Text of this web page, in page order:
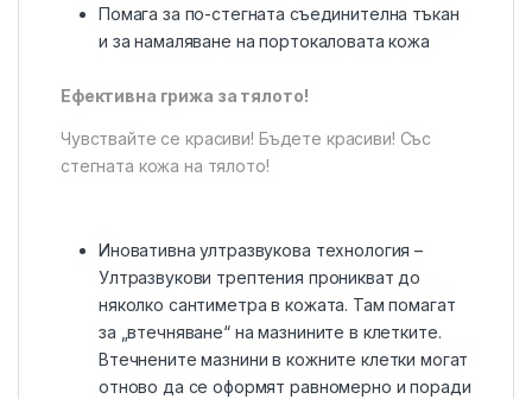
Помага за по-стегната съединителна тъкан
и за намаляване на портокаловата кожа
Ефективна грижа за тялото!
Чувствайте се красиви! Бъдете красиви! Със
стегната кожа на тялото!
Иновативна ултразвукова технология –
Ултразвукови трептения проникват до
няколко сантиметра в кожата. Там помагат
за „втечняване“ на мазнините в клетките.
Втечнените мазнини в кожните клетки могат
отново да се оформят равномерно и поради